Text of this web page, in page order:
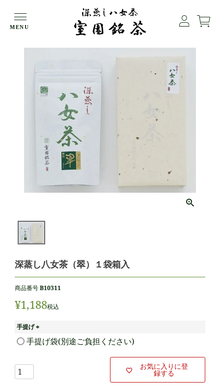
MENU
HOME 深蒸し八女茶（翠）１袋箱入
深蒸し八女茶（翠）１袋箱入
商品番号 B10311
¥1,188税込
手提げ
(
必
手提げ袋(別途ご負担ください)
お気に入りに登
録する